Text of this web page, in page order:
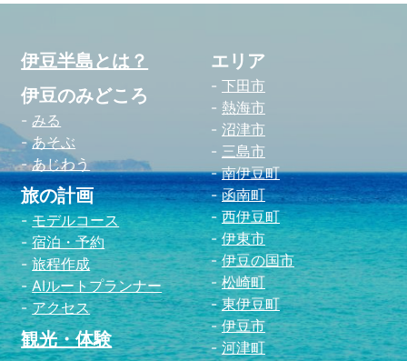
伊豆半島とは？
伊豆のみどころ
みる
あそぶ
あじわう
旅の計画
モデルコース
宿泊・予約
旅程作成
AIルートプランナー
アクセス
観光・体験
エリア
下田市
熱海市
沼津市
三島市
南伊豆町
函南町
西伊豆町
伊東市
伊豆の国市
松崎町
東伊豆町
伊豆市
河津町